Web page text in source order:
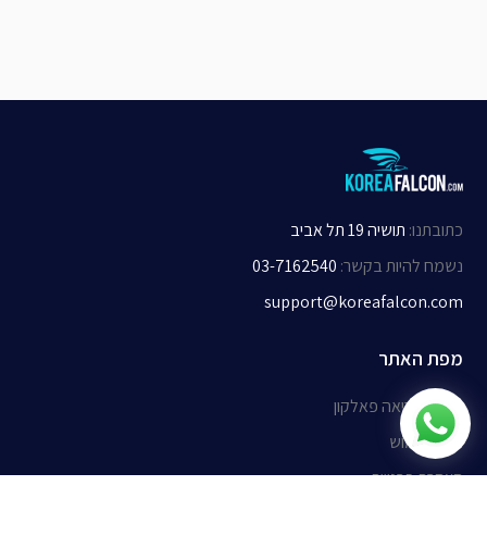
מפת האתר
אודות קוריאה פאלקון
תנאי שימוש
הצהרת פרטיות
תושיה 19 תל אביב :כתובתנו
03-7162540 :נשמח להיות בקשר
support@koreafalcon.com